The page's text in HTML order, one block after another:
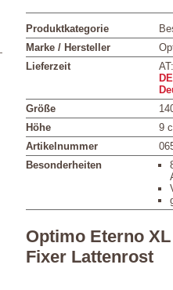
Produktkategorie
Marke / Hersteller
Lieferzeit
Größe
Höhe
9
Artikelnummer
Besonderheiten
Optimo Eterno XL
Fixer Lattenrost